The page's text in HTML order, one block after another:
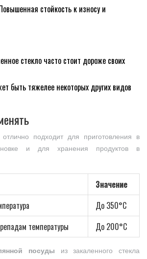
стойкость к износу и
стекло часто стоит дороже своих
быть тяжелее некоторых других видов
отлично подходит для приготовления в
и для хранения продуктов в
Значение
До 350°C
температуры
До 200°C
посуды из закаленного стекла